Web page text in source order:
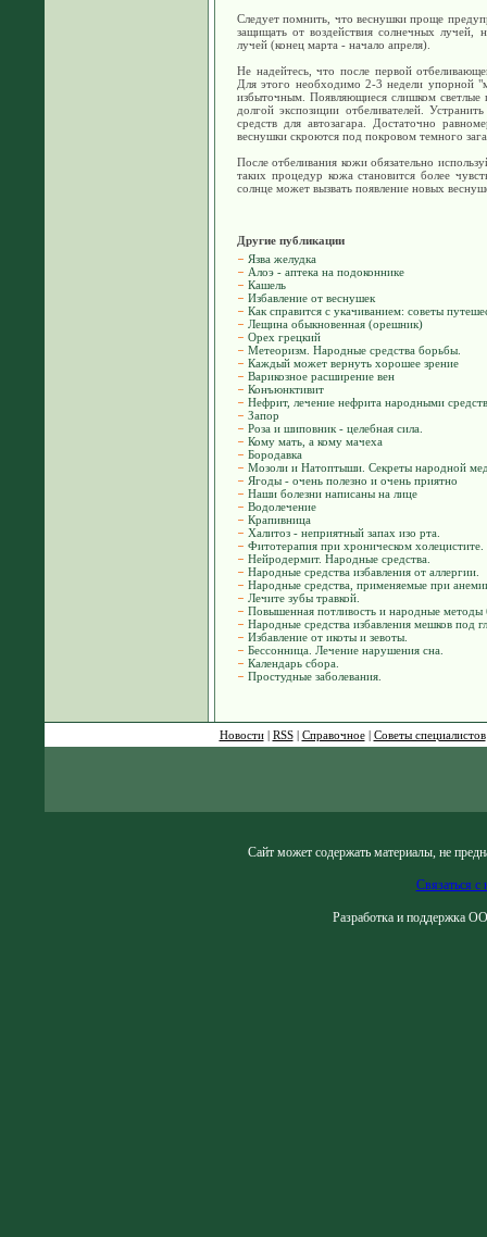
Следует помнить, что веснушки проще
защищать от воздействия солнечных лучей,
лучей (конец марта - начало апреля).
Не надейтесь, что после первой
Для этого необходимо 2-3 недели упорной
избыточным. Появляющиеся слишком светлые
долгой экспозиции отбеливателей.
средств для автозагара. Достаточно
веснушки скроются под покровом темного
После отбеливания кожи обязательно
таких процедур кожа становится более
солнце может вызвать появление новых
Другие публикации
Язва желудка
Алоэ - аптека на подоконнике
Кашель
Избавление от веснушек
Как справится с укачиванием: советы
Лещина обыкновенная (орешник)
Орех грецкий
Метеоризм. Народные средства борьбы.
Каждый может вернуть хорошее зрение
Варикозное расширение вен
Конъюнктивит
Нефрит, лечение нефрита народными
Запор
Роза и шиповник - целебная сила.
Кому мать, а кому мачеха
Бородавка
Мозоли и Натоптыши. Секреты народной
Ягоды - очень полезно и очень приятно
Наши болезни написаны на лице
Водолечение
Крапивница
Халитоз - неприятный запах изо рта.
Фитотерапия при хроническом холецистите.
Нейродермит. Народные средства.
Народные средства избавления от аллергии.
Народные средства, применяемые при
Лечите зубы травкой.
Повышенная потливость и народные методы
Народные средства избавления мешков под
Избавление от икоты и зевоты.
Бессонница. Лечение нарушения сна.
Календарь сбора.
Простудные заболевания.
Новости| RSS| Справочное| Советы специалистов
Сайт может содержать материалы, не
Связаться с
Разработка и